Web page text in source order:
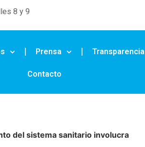
8 y 9
Prensa Transparencia
Contacto
del sistema sanitario involucra